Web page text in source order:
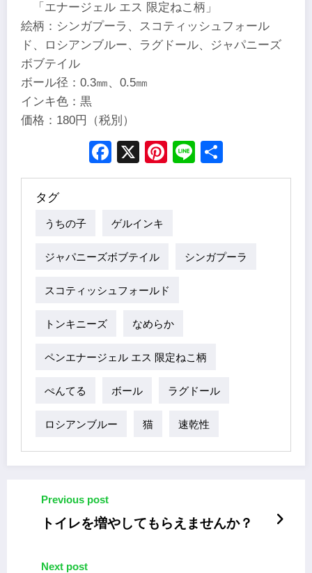
「エナージェル エス 限定ねこ柄」
絵柄：シンガプーラ、スコティッシュフォール
ド、ロシアンブルー、ラグドール、ジャパニーズ
ボブテイル
ボール径：0.3㎜、0.5㎜
インキ色：黒
価格：180円（税別）
Facebook
X Pinterest
Line
タグ
うちの子 ゲルインキ
ジャパニーズボブテイル シンガプーラ
スコティッシュフォールド
トンキニーズ なめらか
ペンエナージェル エス 限定ねこ柄
ぺんてる ボール ラグドール
ロシアンブルー 猫 速乾性
Previous post
トイレを増やしてもらえませんか？
Next post